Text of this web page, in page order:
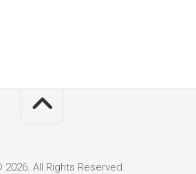
2026. All Rights Reserved.